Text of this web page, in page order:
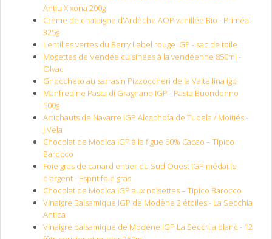
Antiu Xixona 200g
Crème de chataigne d'Ardèche AOP vanillée Bio - Priméal
325g
Lentilles vertes du Berry Label rouge IGP - sac de toile
Mogettes de Vendée cuisinées à la vendéenne 850ml -
Olvac
Gnoccheto au sarrasin Pizzoccheri de la Valtellina igp
Manfredine Pasta di Gragnano IGP - Pasta Buondonno
500g
Artichauts de Navarre IGP Alcachofa de Tudela / Moitiés -
J.Vela
Chocolat de Modica IGP à la figue 60% Cacao – Tipico
Barocco
Foie gras de canard entier du Sud Ouest IGP médaille
d'argent - Esprit foie gras
Chocolat de Modica IGP aux noisettes – Tipico Barocco
Vinaigre Balsamique IGP de Modène 2 étoiles - La Secchia
Antica
Vinaigre balsamique de Modène IGP La Secchia blanc - 12